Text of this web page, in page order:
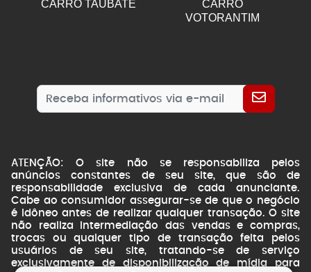
CARRO TAUBATE
CARRO
VOTORANTIM
ATENÇÃO: O site não se responsabiliza pelos
anúncios constantes de seu site, que são de
responsabilidade exclusiva de cada anunciante.
Cabe ao consumidor assegurar-se de que o negócio
é idôneo antes de realizar qualquer transação. O site
não realiza intermediação das vendas e compras,
trocas ou qualquer tipo de transação feita pelos
usuários de seu site, tratando-se de serviço
exclusivamente de disponibilização de mídia para